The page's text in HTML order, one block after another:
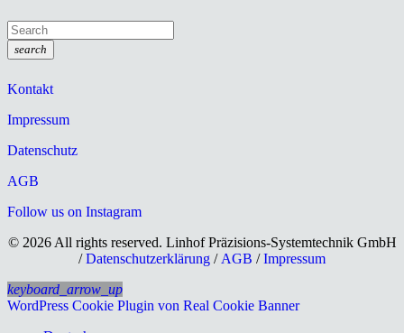
search
Kontakt
Impressum
Datenschutz
AGB
Follow us on Instagram
© 2026 All rights reserved. Linhof Präzisions-Systemtechnik GmbH
/Datenschutzerklärung / AGB /Impressum
keyboard_arrow_up
WordPress Cookie Plugin von Real Cookie Banner